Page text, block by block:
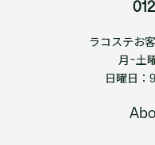
ラコステお
月~土
日曜日：